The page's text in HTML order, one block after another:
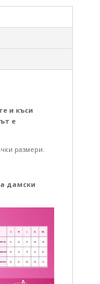
и къси
е
размери.
дамски